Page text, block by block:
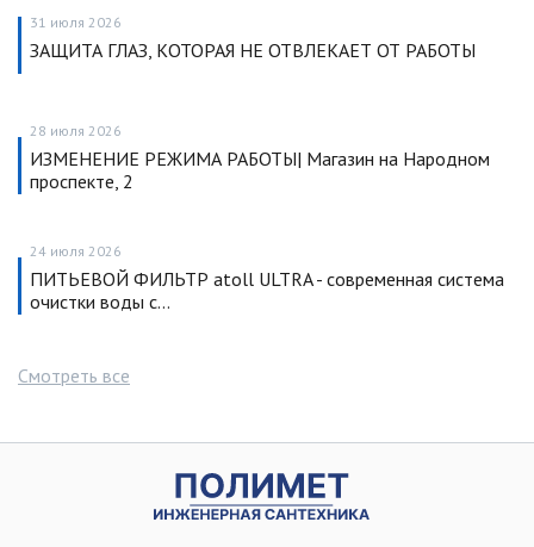
31 июля 2026
ЗАЩИТА ГЛАЗ, КОТОРАЯ НЕ ОТВЛЕКАЕТ ОТ РАБОТЫ
28 июля 2026
ИЗМЕНЕНИЕ РЕЖИМА РАБОТЫ| Магазин на Народном
проспекте, 2
24 июля 2026
ПИТЬЕВОЙ ФИЛЬТР atoll ULTRA - современная система
очистки воды с…
Смотреть все